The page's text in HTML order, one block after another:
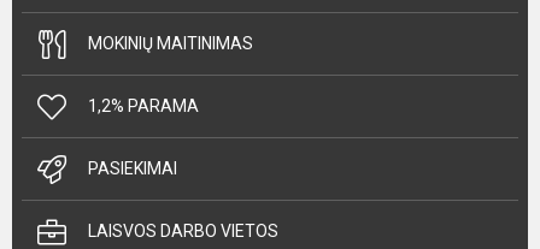
MOKINIŲ MAITINIMAS
1,2% PARAMA
PASIEKIMAI
LAISVOS DARBO VIETOS